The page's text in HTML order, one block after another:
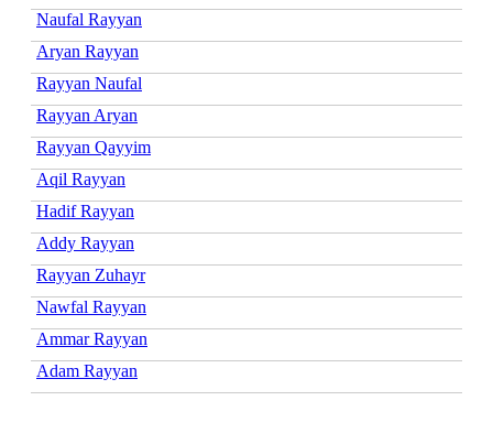
Naufal Rayyan
Aryan Rayyan
Rayyan Naufal
Rayyan Aryan
Rayyan Qayyim
Aqil Rayyan
Hadif Rayyan
Addy Rayyan
Rayyan Zuhayr
Nawfal Rayyan
Ammar Rayyan
Adam Rayyan